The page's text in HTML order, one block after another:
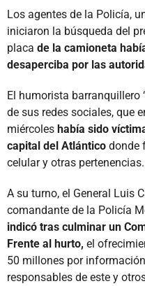
Los agentes de la Policía,
iniciaron la búsqueda del
placa de la camioneta
desaperciba por las
El humorista barranquillero
de sus redes sociales, que
miércoles había sido
capital del Atlántico donde
celular y otras pertenencias.
A su turno, el General Luis
comandante de la Policía
indicó tras culminar un
Frente al hurto, el
50 millones por
responsables de este y